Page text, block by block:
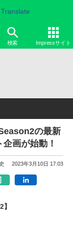
Translate
検索 Impressサイト
の最新
画が始動！
2023年3月10日 17:03